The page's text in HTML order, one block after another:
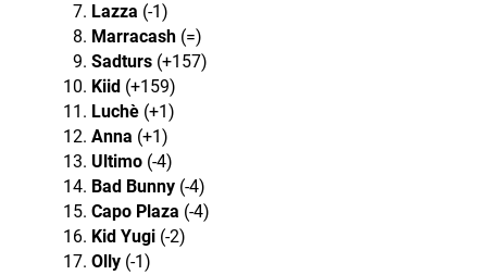
Lazza (-1)
Marracash(=)
Sadturs(+157)
Kiid (+159)
Luchè(+1)
Anna (+1)
Ultimo(-4)
Bad Bunny(-4)
Capo Plaza (-4)
Kid Yugi(-2)
Olly(-1)